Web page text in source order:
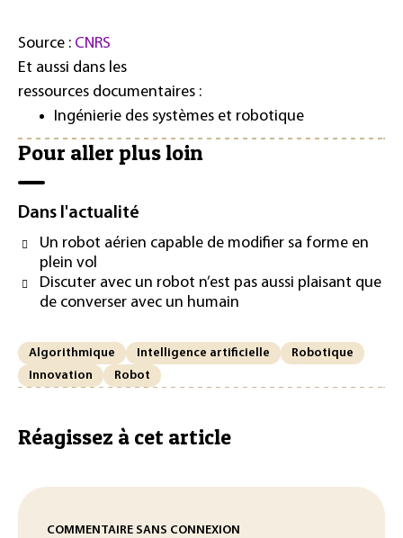
Source : CNRS
Et aussi dans les
ressources documentaires :
Ingénierie des systèmes et robotique
Pour aller plus loin
Dans l'actualité
Un robot aérien capable de modifier sa forme en
plein vol
Discuter avec un robot n’est pas aussi plaisant que
de converser avec un humain
Algorithmique Intelligence artificielle
Robotique
Innovation
Robot
Réagissez à cet article
COMMENTAIRE SANS CONNEXION